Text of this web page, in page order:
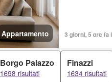
Appartamento 3 giorni, 5 ore fa
Borgo Palazzo
1698 risultati
Finazzi
1634 risultati